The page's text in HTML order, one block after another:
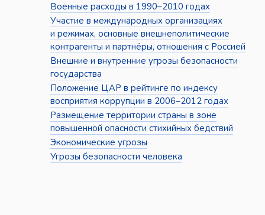
Военные расходы в 1990–2010 годах
Участие в международных организациях
и режимах, основные внешнеполитические
контрагенты и партнёры, отношения с Россией
Внешние и внутренние угрозы безопасности
государства
Положение ЦАР в рейтинге по индексу
восприятия коррупции в 2006–2012 годах
Размещение территории страны в зоне
повышенной опасности стихийных бедствий
Экономические угрозы
Угрозы безопасности человека